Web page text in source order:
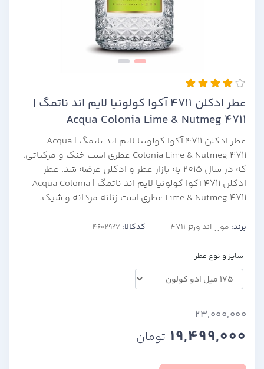
عطر ادکلن 4711 آکوا کولونیا لایم اند ناتمگ |
Acqua Colonia Lime & Nutmeg 4711
عطر ادکلن 4711 آکوا کولونیا لایم اند ناتمگ | Acqua
Colonia Lime & Nutmeg 4711 عطری است خنک و مرکباتی.
که در سال 2015 به بازار عطر و ادکلن عرضه شد. عطر
ادکلن 4711 آکوا کولونیا لایم اند ناتمگ | Acqua Colonia
Lime & Nutmeg 4711 عطری است زنانه مردانه و شیک.
برند: مورر اند ورتز 4711 کدکالا:
سایز و نوع عطر
23,000,000
19,499,000 تومان